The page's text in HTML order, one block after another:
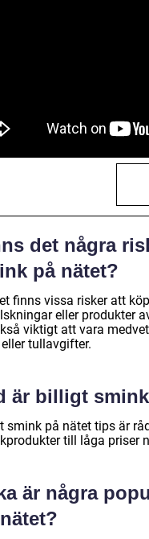
det några
på nätet?
finns vissa risker att
eller produkter
viktigt att vara
tullavgifter.
är billigt
smink på nätet tips är
till låga priser
är några